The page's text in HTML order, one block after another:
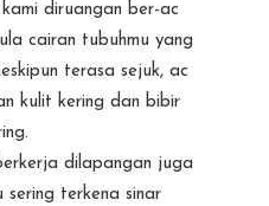
diruangan ber-ac
cairan tubuhmu yang
terasa sejuk, ac
kulit kering dan bibir
dilapangan juga
terkena sinar